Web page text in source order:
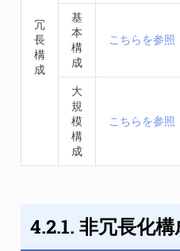
冗
長
構
成
基
本
構
成
こちらを参照
大
規
模
構
成
こちらを参照
4.2.1. 非冗長化構